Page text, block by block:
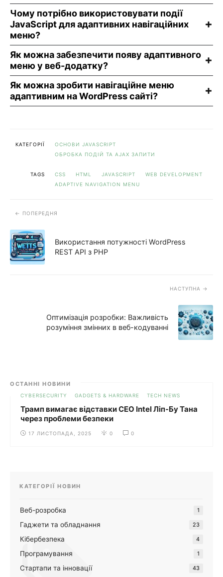
Чому потрібно використовувати події
JavaScript для адаптивних навігаційних
меню?
Як можна забезпечити появу адаптивного
меню у веб-додатку?
Як можна зробити навігаційне меню
адаптивним на WordPress сайті?
КАТЕГОРІЇ
ОСНОВИ JAVASCRIPT
ОБРОБКА ПОДІЙ ТА AJAX ЗАПИТИ
TAGS CSS HTML JAVASCRIPT
WEB DEVELOPMENT
ADAPTIVE NAVIGATION MENU
ПОПЕРЕДНЯ
Використання потужності WordPress
REST API з PHP
НАСТУПНА
Оптимізація розробки: Важливість
розуміння змінних в веб-кодуванні
ОСТАННІ НОВИНИ
CYBERSECURITY GADGETS & HARDWARE TECH NEWS
Трамп вимагає відставки CEO Intel Ліп-Бу Тана
через проблеми безпеки
17 ЛИСТОПАДА, 2025 0 0
КАТЕГОРІЇ НОВИН
Веб-розробка 1
Гаджети та обладнання 23
Кібербезпека 4
Програмування 1
Стартапи та інновації 43